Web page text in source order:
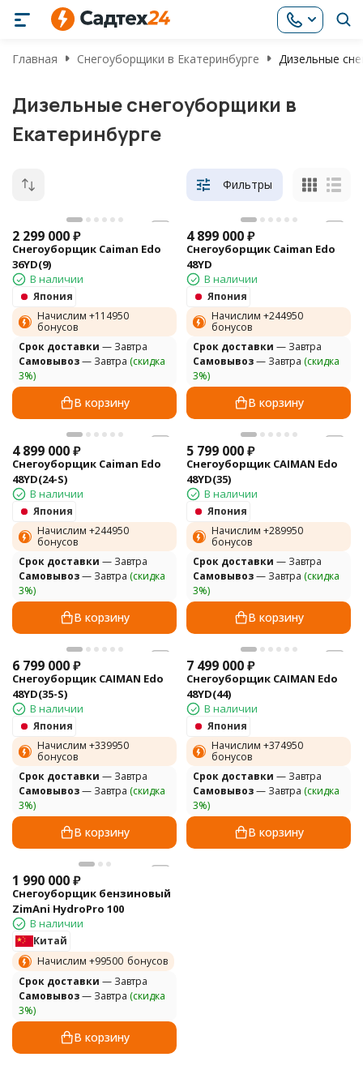
Главная Снегоуборщики в Екатеринбурге Дизельные
Дизельные снегоуборщики в
Екатеринбурге
Фильтры
2 299 000₽
Снегоуборщик Caiman Edo
36YD(9)
В наличии
Япония
Начислим +114950
бонусов
Cрок доставки — Завтра
Самовывоз— Завтра (скидка
3%)
В корзину
4 899 000₽
Снегоуборщик Caiman Edo
48YD
В наличии
Япония
Начислим +244950
бонусов
Cрок доставки — Завтра
Самовывоз— Завтра (скидка
3%)
В корзину
4 899 000₽
Снегоуборщик Caiman Edo
48YD(24-S)
В наличии
Япония
Начислим +244950
бонусов
Cрок доставки — Завтра
Самовывоз— Завтра (скидка
3%)
В корзину
5 799 000₽
Снегоуборщик CAIMAN Edo
48YD(35)
В наличии
Япония
Начислим +289950
бонусов
Cрок доставки — Завтра
Самовывоз— Завтра (скидка
3%)
В корзину
6 799 000₽
Снегоуборщик CAIMAN Edo
48YD(35-S)
В наличии
Япония
Начислим +339950
бонусов
Cрок доставки — Завтра
Самовывоз— Завтра (скидка
3%)
В корзину
7 499 000₽
Снегоуборщик CAIMAN Edo
48YD(44)
В наличии
Япония
Начислим +374950
бонусов
Cрок доставки — Завтра
Самовывоз— Завтра (скидка
3%)
В корзину
1 990 000₽
Снегоуборщик бензиновый
ZimAni HydroPro 100
В наличии
Китай
Начислим +99500 бонусов
Cрок доставки — Завтра
Самовывоз— Завтра (скидка
3%)
В корзину